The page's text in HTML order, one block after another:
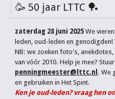
🥳 50 jaar LTTC 🏓
zaterdag 28 juni 2025We
leden, oud-leden en genodigden!
NB: we zoeken foto's,
van vóór 2010. Help je mee?
penningmeester@lttc.nl . We
en gebruiken in Het Spint.
Ken je oud-leden? vraag hen